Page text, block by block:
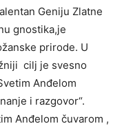
Geniju Zlatne
gnostika,je
prirode. U
cilj je svesno
Anđelom
i razgovor“.
Anđelom čuvarom ,